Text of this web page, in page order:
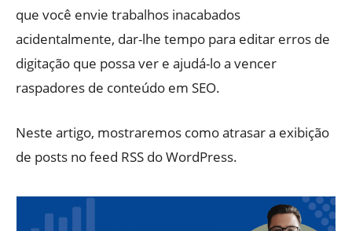
que você envie trabalhos inacabados
acidentalmente, dar-lhe tempo para editar erros de
digitação que possa ver e ajudá-lo a vencer
raspadores de conteúdo em SEO.
Neste artigo, mostraremos como atrasar a exibição
de posts no feed RSS do WordPress.